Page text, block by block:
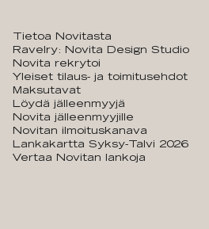
Tietoa Novitasta
Ravelry: Novita Design Studio
Novita rekrytoi
Yleiset tilaus- ja toimitusehdot
Maksutavat
Löydä jälleenmyyjä
Novita jälleenmyyjille
Novitan ilmoituskanava
Lankakartta Syksy-Talvi 2026
Vertaa Novitan lankoja